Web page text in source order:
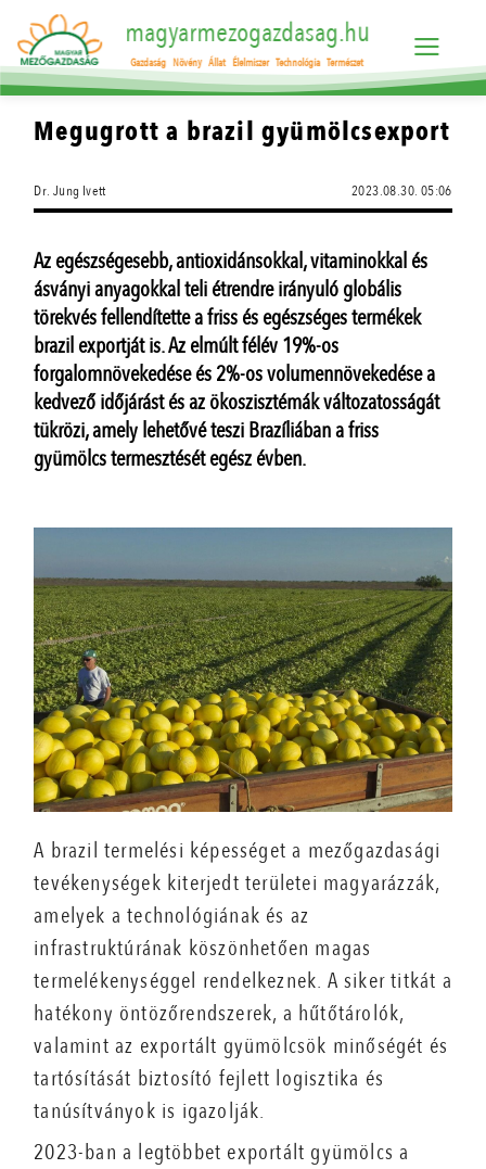
magyarmezogazdasag.hu
Gazdaság Növény Állat Élelmiszer Technológia Természet
Megugrott a brazil gyümölcsexport
Dr. Jung Ivett 2023.08.30. 05:06
Az egészségesebb, antioxidánsokkal, vitaminokkal és
ásványi anyagokkal teli étrendre irányuló globális
törekvés fellendítette a friss és egészséges termékek
brazil exportját is. Az elmúlt félév 19%-os
forgalomnövekedése és 2%-os volumennövekedése a
kedvező időjárást és az ökoszisztémák változatosságát
tükrözi, amely lehetővé teszi Brazíliában a friss
gyümölcs termesztését egész évben.
A brazil termelési képességet a mezőgazdasági
tevékenységek kiterjedt területei magyarázzák,
amelyek a technológiának és az
infrastruktúrának köszönhetően magas
termelékenységgel rendelkeznek. A siker titkát a
hatékony öntözőrendszerek, a hűtőtárolók,
valamint az exportált gyümölcsök minőségét és
tartósítását biztosító fejlett logisztika és
tanúsítványok is igazolják.
2023-ban a legtöbbet exportált gyümölcs a